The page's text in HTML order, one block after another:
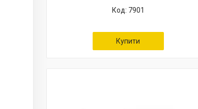
7901
Купити